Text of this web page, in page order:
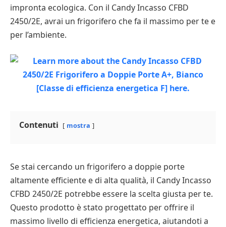
impronta ecologica. Con il Candy Incasso CFBD
2450/2E, avrai un frigorifero che fa il massimo per te e
per l’ambiente.
Contenuti mostra
Se stai cercando un frigorifero a doppie porte
altamente efficiente e di alta qualità, il Candy Incasso
CFBD 2450/2E potrebbe essere la scelta giusta per te.
Questo prodotto è stato progettato per offrire il
massimo livello di efficienza energetica, aiutandoti a